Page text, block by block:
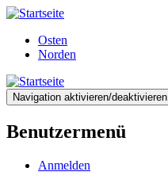
Direkt
Inhalt
Osten
Norden
Navigation aktivieren/deaktivieren
Benutzermenü
Anmelden